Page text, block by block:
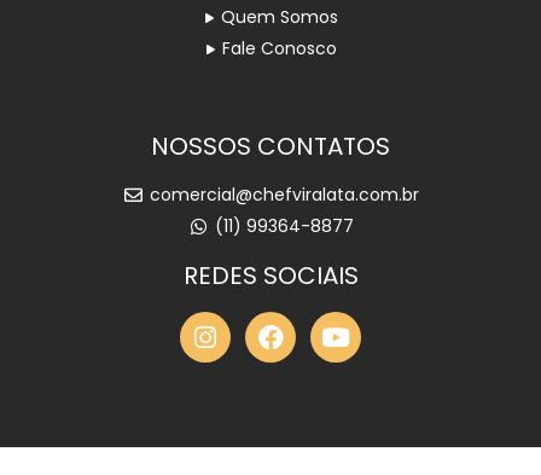
Quem Somos
Fale Conosco
NOSSOS CONTATOS
comercial@chefviralata.com.br
(11) 99364-8877
REDES SOCIAIS